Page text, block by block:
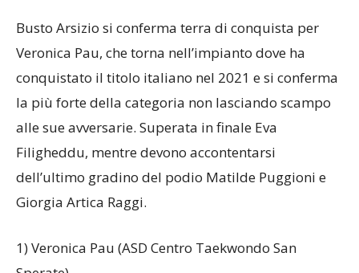
Busto Arsizio si conferma terra di conquista per
Veronica Pau, che torna nell’impianto dove ha
conquistato il titolo italiano nel 2021 e si conferma
la più forte della categoria non lasciando scampo
alle sue avversarie. Superata in finale Eva
Filigheddu, mentre devono accontentarsi
dell’ultimo gradino del podio Matilde Puggioni e
Giorgia Artica Raggi.
1) Veronica Pau (ASD Centro Taekwondo San